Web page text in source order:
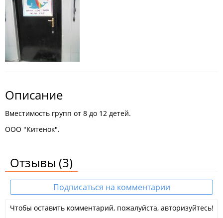
Описание
Вместимость групп от 8 до 12 детей.
ООО "Китенок".
Отзывы (3)
Подписаться на комментарии
Чтобы оставить комментарий, пожалуйста, авторизуйтесь!